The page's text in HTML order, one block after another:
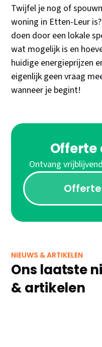
Twijfel je nog of
woning in Etten-Leur
doen door een lokale
wat mogelijk is en
huidige energieprijzen
eigenlijk geen vraag
wanneer je begint!
Ontvang
NIEUWS & ARTIKELEN
Ons laatste
& artikelen